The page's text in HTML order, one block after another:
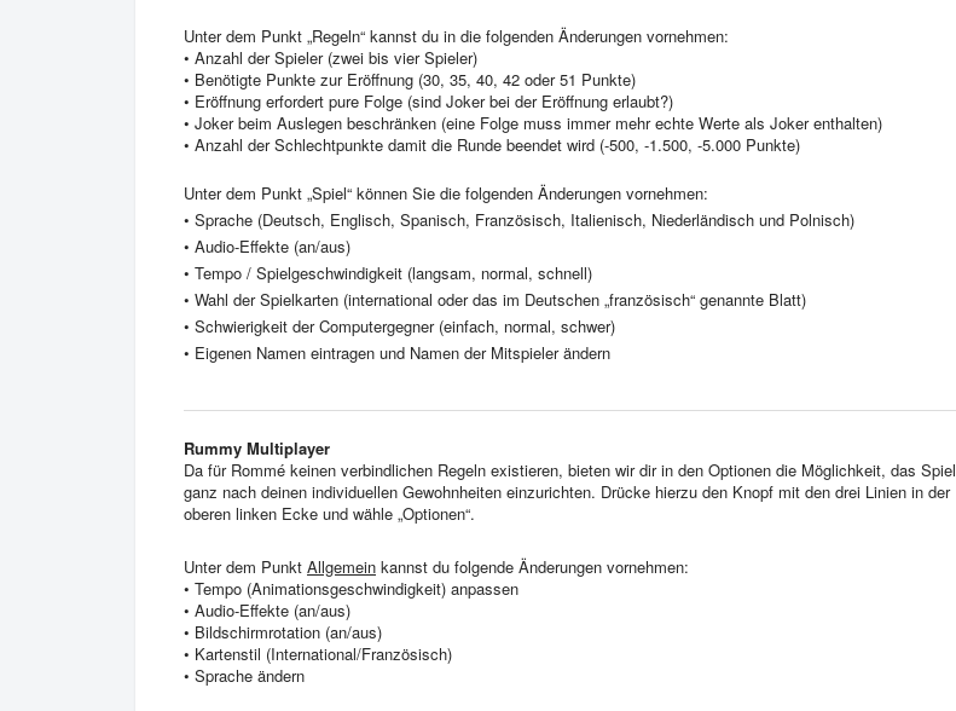
Unter dem Punkt „Regeln“ kannst du in die folgenden Änderungen vornehmen:
• Anzahl der Spieler (zwei bis vier Spieler)
• Benötigte Punkte zur Eröffnung (30, 35, 40, 42 oder 51 Punkte)
• Eröffnung erfordert pure Folge (sind Joker bei der Eröffnung erlaubt?)
• Joker beim Auslegen beschränken (eine Folge muss immer mehr echte Werte als Joker enthalten)
• Anzahl der Schlechtpunkte damit die Runde beendet wird (-500, -1.500, -5.000 Punkte)
Unter dem Punkt „Spiel“ können Sie die folgenden Änderungen vornehmen:
• Sprache (Deutsch, Englisch, Spanisch, Französisch, Italienisch, Niederländisch und Polnisch)
• Audio-Effekte (an/aus)
• Tempo / Spielgeschwindigkeit (langsam, normal, schnell)
• Wahl der Spielkarten (international oder das im Deutschen „französisch“ genannte Blatt)
• Schwierigkeit der Computergegner (einfach, normal, schwer)
• Eigenen Namen eintragen und Namen der Mitspieler ändern
Rummy Multiplayer
Da für Rommé keinen verbindlichen Regeln existieren, bieten wir dir in den Optionen die Möglichkeit, das Spiel
ganz nach deinen individuellen Gewohnheiten einzurichten. Drücke hierzu den Knopf mit den drei Linien in der
oberen linken Ecke und wähle „Optionen“.
Unter dem Punkt Allgemein kannst du folgende Änderungen vornehmen:
• Tempo (Animationsgeschwindigkeit) anpassen
• Audio-Effekte (an/aus)
• Bildschirmrotation (an/aus)
• Kartenstil (International/Französisch)
• Sprache ändern